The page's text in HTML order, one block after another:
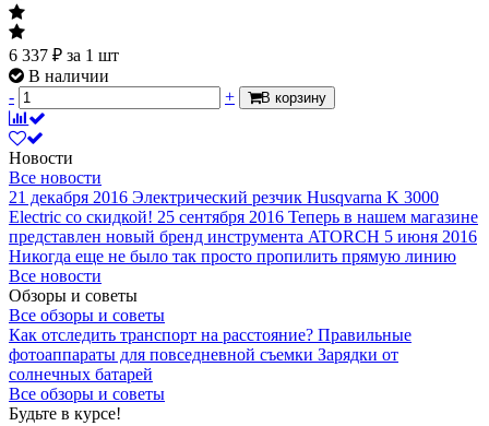
6 337 ₽ за 1 шт
В наличии
-
+ В корзину
Новости
Все новости
21 декабря 2016 Электрический резчик Husqvarna K 3000
Electric со скидкой! 25 сентября 2016 Теперь в нашем магазине
представлен новый бренд инструмента ATORCH 5 июня 2016
Никогда еще не было так просто пропилить прямую линию
Все новости
Обзоры и советы
Все обзоры и советы
Как отследить транспорт на расстояние? Правильные
фотоаппараты для повседневной съемки Зарядки от
солнечных батарей
Все обзоры и советы
Будьте в курсе!